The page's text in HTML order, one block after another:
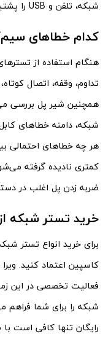
شبکه، تلفن و USB را پشتیبانی کند.
کدام خطا‌های
هنگام استفاده از
تداوم، وقفه، اتصال
همچنین شیر پل بررسی
شبکه، دامنه خطا‌های
هر چه خطا‌های احتمالی
کمتری نادیده گرفته
ضربه زدن پل اغلب در
خرید تستر شبکه
برای خرید انواع تستر
کاسپین اعتماد کنید.
فعالیت تخصصی در این
شبکه را برای شما فراهم
رایگان تنها کافی است